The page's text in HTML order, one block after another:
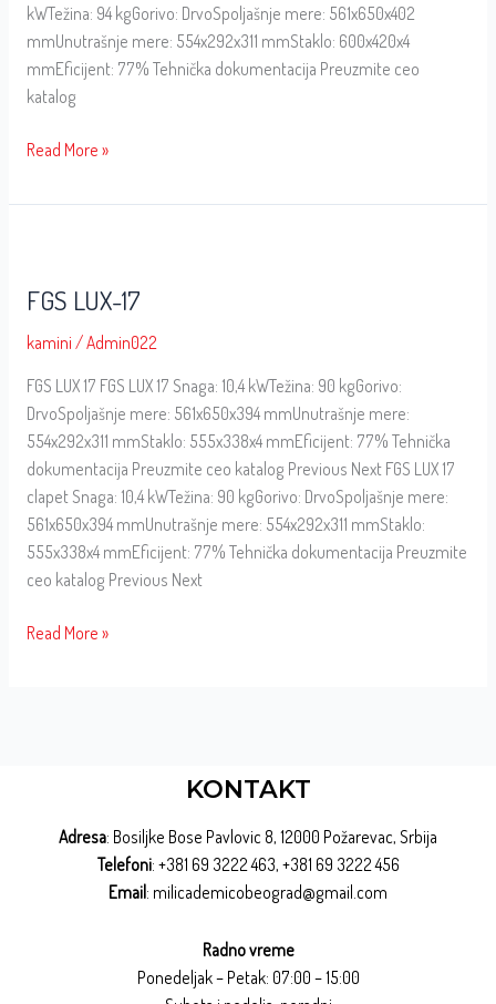
kWTežina: 94 kgGorivo: DrvoSpoljašnje mere: 561x650x402
mmUnutrašnje mere: 554x292x311 mmStaklo: 600x420x4
mmEficijent: 77% Tehnička dokumentacija Preuzmite ceo
katalog
Read More »
FGS LUX-17
kamini /Admin022
FGS LUX 17 FGS LUX 17 Snaga: 10,4 kWTežina: 90 kgGorivo:
DrvoSpoljašnje mere: 561x650x394 mmUnutrašnje mere:
554x292x311 mmStaklo: 555x338x4 mmEficijent: 77% Tehnička
dokumentacija Preuzmite ceo katalog Previous Next FGS LUX 17
clapet Snaga: 10,4 kWTežina: 90 kgGorivo: DrvoSpoljašnje mere:
561x650x394 mmUnutrašnje mere: 554x292x311 mmStaklo:
555x338x4 mmEficijent: 77% Tehnička dokumentacija Preuzmite
ceo katalog Previous Next
17
Read More »
KONTAKT
Adresa: Bosiljke Bose Pavlovic 8, 12000 Požarevac, Srbija
Telefoni: +381 69 3222 463, +381 69 3222 456
Email: milicademicobeograd@gmail.com
Radno vreme
Ponedeljak – Petak: 07:00 – 15:00